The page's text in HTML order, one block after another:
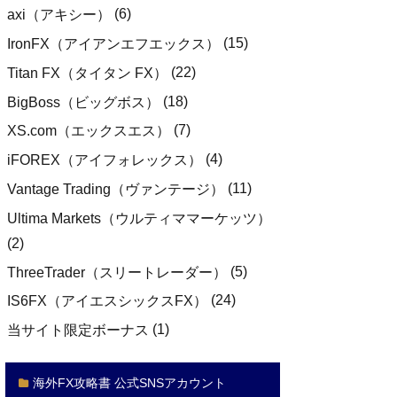
axi（アキシー）
(6)
IronFX（アイアンエフエックス）
(15)
Titan FX（タイタン FX）
(22)
BigBoss（ビッグボス）
(18)
XS.com（エックスエス）
(7)
iFOREX（アイフォレックス）
(4)
Vantage Trading（ヴァンテージ）
(11)
Ultima Markets（ウルティママーケッツ）
(2)
ThreeTrader（スリートレーダー）
(5)
IS6FX（アイエスシックスFX）
(24)
当サイト限定ボーナス (1)
海外FX攻略書 公式SNSアカウント